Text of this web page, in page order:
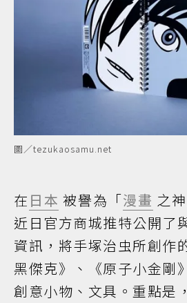
圖／tezukaosamu.net
在 日本 被譽為「漫畫 之
近日官方商城推特公開了
資訊，將手塚治虫所創作
黑傑克》、《原子小金剛
創意小物、文具。重點是